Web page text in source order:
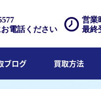
営業
最終
電話ください
ブログ 買取方法